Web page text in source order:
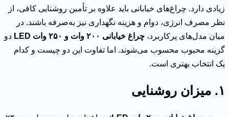
زیادی دارد. چراغ‌های خیابانی باید علاوه بر تأمین روشنایی کافی، از
نظر مصرف انرژی، دوام و هزینه نگهداری نیز به‌صرفه باشند. در
میان مدل‌های پرکاربرد، چراغ خیابانی ۲۰۰ وات و ۲۵۰ وات LED
دو
گزینه محبوب محسوب می‌شوند. اما تفاوت این دو چیست و کدام
یک انتخاب بهتری است.
۱. میزان روشنایی